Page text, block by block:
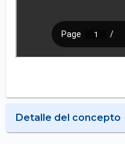
Detalle del concepto